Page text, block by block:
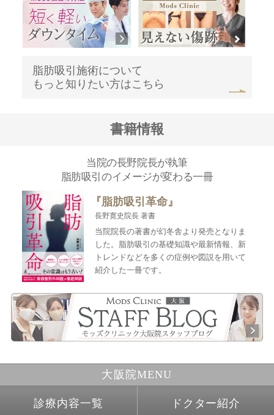
脂肪吸引施術について
もっと知りたい方はこちら
書籍情報
当院の長野院長が執筆
脂肪吸引のイメージが変わる一冊
『脂肪吸引革命』
長野寛史院長 著書
当院院長の著書が幻冬舎より発売となりま
した。脂肪吸引の基礎知識や最新情報、新
トレンドなどを多くの症例や図説を用いて
紹介した一冊です。
大阪院MENU
診療内容一覧 ドクター紹介